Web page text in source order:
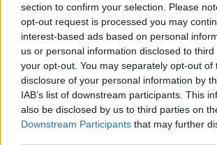
section to confirm your selection. Please
opt-out request is processed you may
interest-based ads based on personal
us or personal information disclosed to
your opt-out. You may separately opt-out of
disclosure of your personal information by
IAB’s list of downstream participants. This
also be disclosed by us to third parties on
Downstream Participants that may further
#allergia #influenza#cukorbetegség
#orvosmeteorológia#vérnyomás
#pajzsmirigy#reflux#ekcéma
Regisztráció
Veserák